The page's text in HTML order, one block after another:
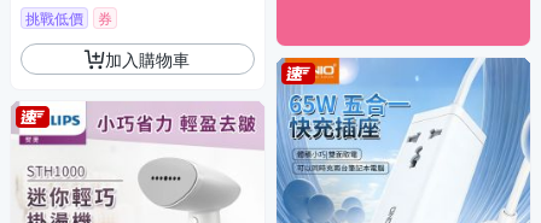
挑戰低價 券
加入購物車